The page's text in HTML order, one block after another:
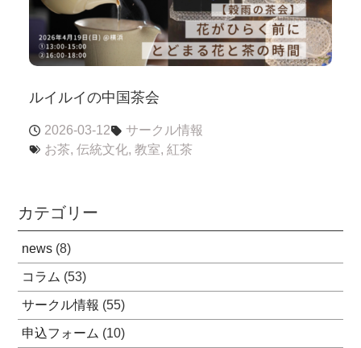
ルイルイの中国茶会
2026-03-12
サークル情報
お茶, 伝統文化, 教室, 紅茶
カテゴリー
news (8)
コラム (53)
サークル情報 (55)
申込フォーム (10)